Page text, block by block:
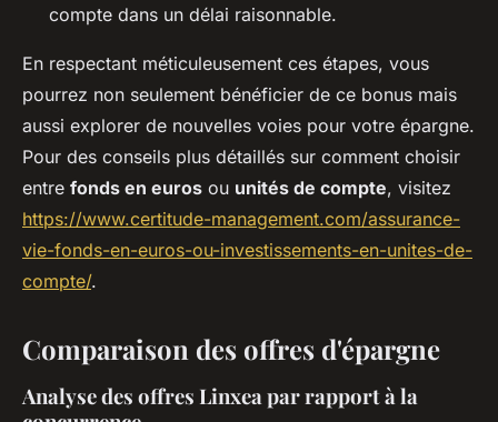
compte dans un délai raisonnable.
En respectant méticuleusement ces étapes, vous
pourrez non seulement bénéficier de ce bonus mais
aussi explorer de nouvelles voies pour votre épargne.
Pour des conseils plus détaillés sur comment choisir
entre fonds en euros ou unités de compte, visitez
https://www.certitude-management.com/assurance-
vie-fonds-en-euros-ou-investissements-en-unites-de-
compte/.
Comparaison des offres d'épargne
Analyse des offres Linxea par rapport à la